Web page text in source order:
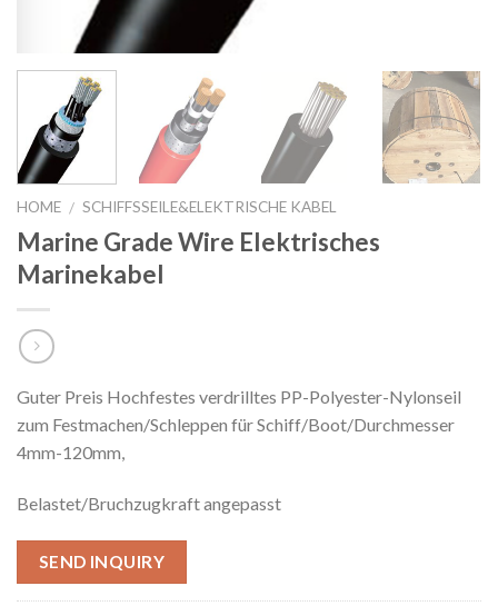
HOME / SCHIFFSSEILE&ELEKTRISCHE KABEL
Marine Grade Wire Elektrisches
Marinekabel
Guter Preis Hochfestes verdrilltes PP-Polyester-Nylonseil
zum Festmachen/Schleppen für Schiff/Boot/Durchmesser
4mm-120mm,
Belastet/Bruchzugkraft angepasst
SEND INQUIRY